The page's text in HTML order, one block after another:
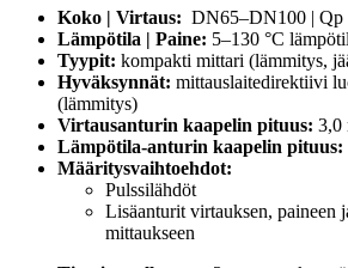
Koko | Virtaus: DN65–DN100 | Qp
Lämpötila | Paine: 5–130 °C
Tyypit: kompakti mittari (lämmitys,
Hyväksynnät: mittauslaitedirektiivi
(lämmitys)
Virtausanturin kaapelin pituus: 3,0
Lämpötila-anturin kaapelin pituus:
Määritysvaihtoehdot:
Pulssilähdöt
Lisäanturit virtauksen, paineen
mittaukseen